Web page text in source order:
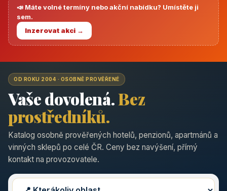
📣 Máte volné termíny nebo akční nabídku? Umístěte ji
sem.
Inzerovat akci →
OD ROKU 2004 · OSOBNĚ PROVĚŘENÉ
Vaše dovolená.Bez
prostředníků.
Katalog osobně prověřených hotelů, penzionů, apartmánů a
vinných sklepů po celé ČR. Ceny bez navýšení, přímý
kontakt na provozovatele.